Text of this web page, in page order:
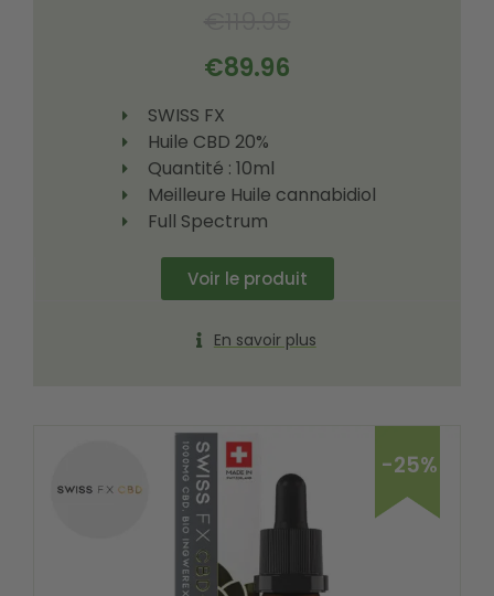
€89.96
SWISS FX
Huile CBD 20%
Quantité : 10ml
Meilleure Huile cannabidiol
Full Spectrum
Voir le produit
En savoir plus
-25%